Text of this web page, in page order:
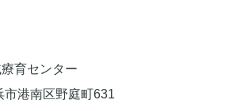
育センター
港南区野庭町631